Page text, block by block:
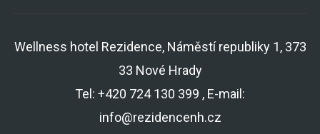
Wellness hotel Rezidence, Náměstí republiky 1, 373
33 Nové Hrady
Tel: +420 724 130 399 , E-mail:
info@rezidencenh.cz